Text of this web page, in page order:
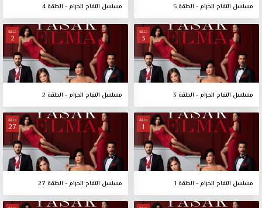
مسلسل التفاح الحرام - الحلقة 5 مسلسل التفاح الحرام - الحلقة 4
حلقة
3
مسلسل التفاح الحرام - الحلقة 3
حلقة
2
مسلسل التفاح الحرام - الحلقة 2
حلقة
1
مسلسل التفاح الحرام - الحلقة 1
حلقة
27
مسلسل التفاح الحرام - الحلقة 27